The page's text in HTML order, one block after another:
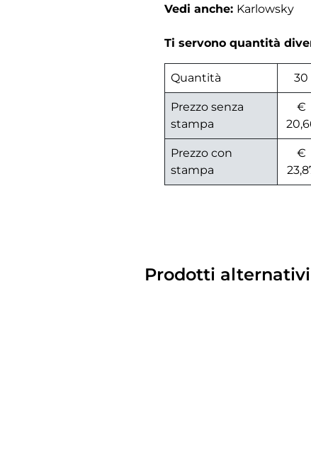
Vedi anche: Karlowsky
Ti servono quantità
Quantità 30
Prezzo senza
stampa
€
Prezzo con
stampa
€
Prodotti alternativi